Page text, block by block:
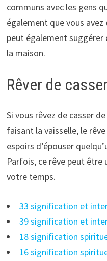
communs avec les gens
également que vous
peut également suggérer
la maison.
Rêver de
Si vous rêvez de casser
faisant la vaisselle, le
espoirs d’épouser
Parfois, ce rêve peut être
votre temps.
33 signification et
39 signification et
18 signification
16 signification